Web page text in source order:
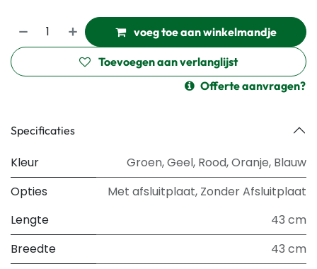
voeg toe aan winkelmandje
Toevoegen aan verlanglijst
Offerte aanvragen?
Specificaties
Kleur Groen,Geel, Rood,Oranje, Blauw
Opties
Met afsluitplaat, Zonder Afsluitplaat
Lengte
43 cm
Breedte
43 cm